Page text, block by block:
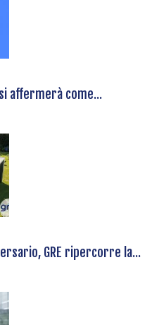
si affermerà come...
GRE ripercorre la...